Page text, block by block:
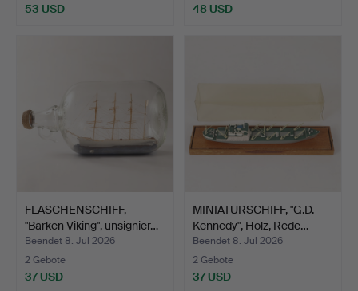
53 USD 48 USD
FLASCHENSCHIFF,
"Barken Viking", unsignier…
Beendet 8. Jul 2026
2 Gebote
37 USD
MINIATURSCHIFF, "G.D.
Kennedy", Holz, Rede…
Beendet 8. Jul 2026
2 Gebote
37 USD